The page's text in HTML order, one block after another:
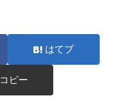
はてブ
コピー